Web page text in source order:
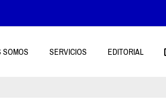
SERVICIOS EDITORIAL